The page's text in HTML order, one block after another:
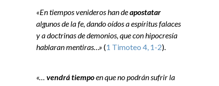
«En tiempos venideros han deapostatar
algunos de la fe, dando oídos a espíritus falaces
y a doctrinas de demonios, que con hipocresía
hablaran mentiras…» (1 Timoteo 4, 1-2).
«… vendrá tiempoen que no podrán sufrir la